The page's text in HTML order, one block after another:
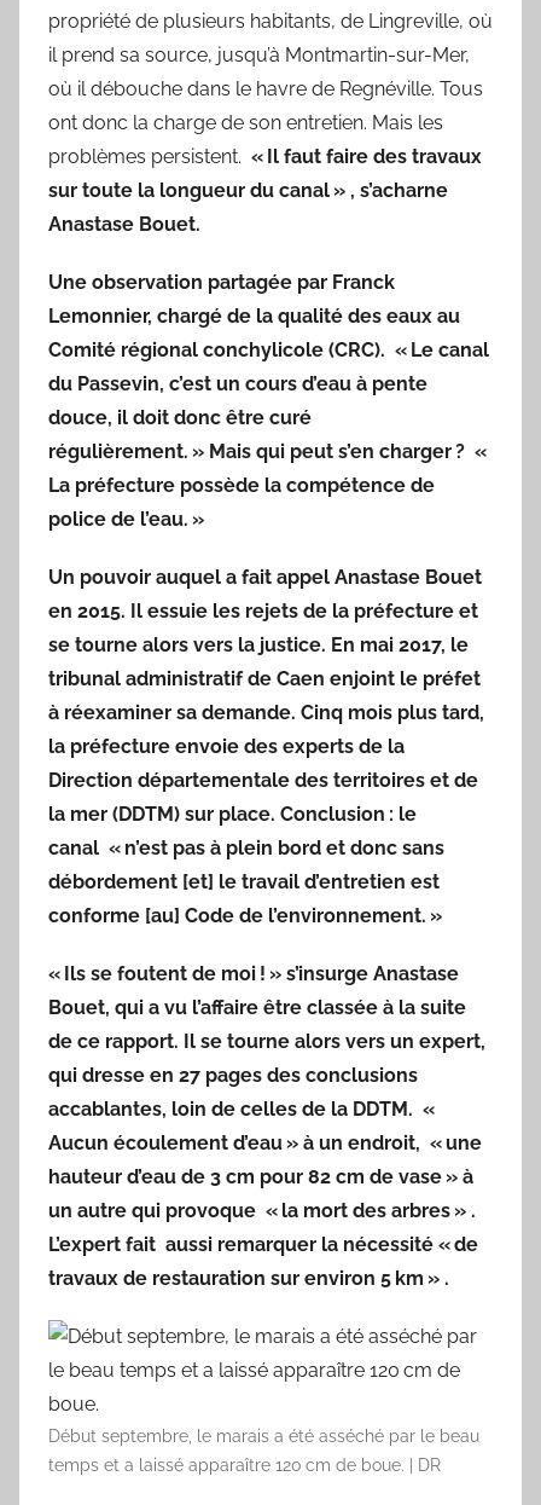
propriété de plusieurs habitants, de Lingreville, où
il prend sa source, jusqu’à Montmartin-sur-Mer,
où il débouche dans le havre de Regnéville. Tous
ont donc la charge de son entretien. Mais les
problèmes persistent. « Il faut faire des travaux
sur toute la longueur du canal » , s’acharne
Anastase Bouet.
Une observation partagée par Franck
Lemonnier, chargé de la qualité des eaux au
Comité régional conchylicole (CRC). « Le canal
du Passevin, c’est un cours d’eau à pente
douce, il doit donc être curé
régulièrement. » Mais qui peut s’en charger ? «
La préfecture possède la compétence de
police de l’eau. »
Un pouvoir auquel a fait appel Anastase Bouet
en 2015. Il essuie les rejets de la préfecture et
se tourne alors vers la justice. En mai 2017, le
tribunal administratif de Caen enjoint le préfet
à réexaminer sa demande. Cinq mois plus tard,
la préfecture envoie des experts de la
Direction départementale des territoires et de
la mer (DDTM) sur place. Conclusion : le
canal « n’est pas à plein bord et donc sans
débordement [et] le travail d’entretien est
conforme [au] Code de l’environnement. »
« Ils se foutent de moi ! » s’insurge Anastase
Bouet, qui a vu l’affaire être classée à la suite
de ce rapport. Il se tourne alors vers un expert,
qui dresse en 27 pages des conclusions
accablantes, loin de celles de la DDTM. «
Aucun écoulement d’eau » à un endroit, « une
hauteur d’eau de 3 cm pour 82 cm de vase » à
un autre qui provoque « la mort des arbres » .
L’expert fait aussi remarquer la nécessité « de
travaux de restauration sur environ 5 km » .
Début septembre, le marais a été asséché par le beau
temps et a laissé apparaître 120 cm de boue. | DR